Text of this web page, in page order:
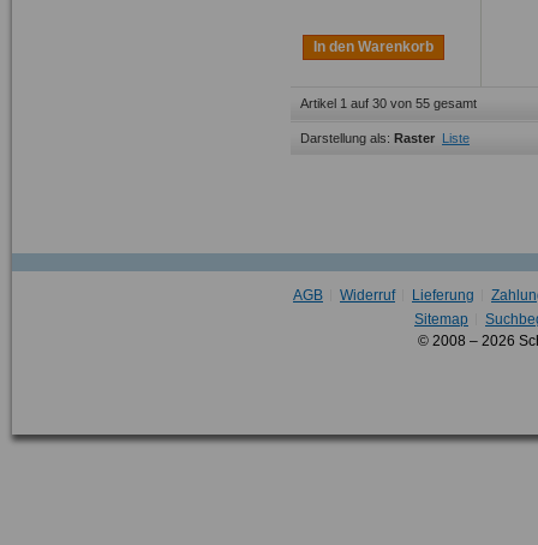
In den Warenkorb
Artikel 1 auf 30 von 55 gesamt
Darstellung als: Raster Liste
AGB Widerruf Lieferung
Sitemap
© 2008 – 2026